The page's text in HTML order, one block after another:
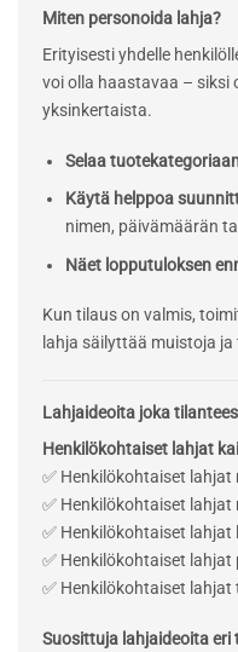
Miten personoida lahja?
Erityisesti yhdelle
voi olla haastavaa – siksi
yksinkertaista.
Selaa
Käytä helppoa
nimen, päivämäärän
Näet lopputuloksen
Kun tilaus on valmis,
lahja säilyttää muistoja
Lahjaideoita joka
Henkilökohtaiset lahjat
✅ Henkilökohtaiset lahjat
✅ Henkilökohtaiset lahjat
✅ Henkilökohtaiset lahjat
✅ Henkilökohtaiset lahjat
✅ Henkilökohtaiset lahjat
Suosittuja lahjaideoita eri